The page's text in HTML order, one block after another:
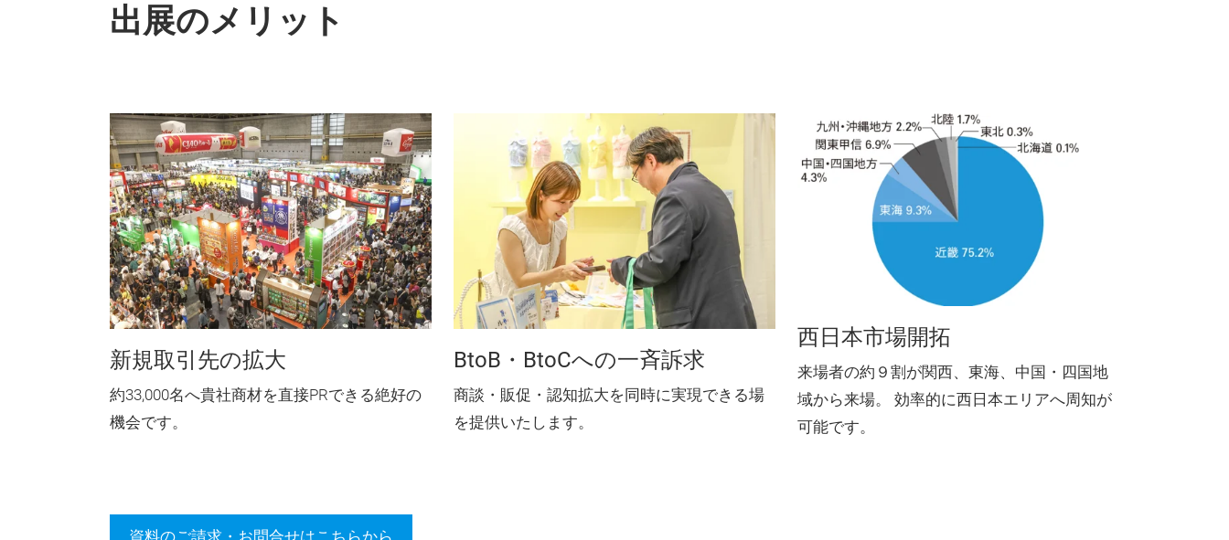
出展のメリット
新規取引先の拡大
約33,000名へ貴社商材を直接PRできる絶好の
機会です。
BtoB・BtoCへの一斉訴求
商談・販促・認知拡大を同時に実現できる場
を提供いたします。
西日本市場開拓
来場者の約９割が関西、東海、中国・四国地
域から来場。 効率的に西日本エリアへ周知が
可能です。